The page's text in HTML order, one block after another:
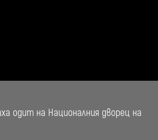
одит на Националния дворец на